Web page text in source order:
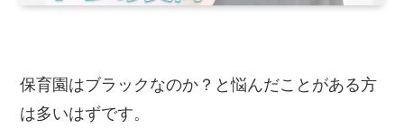
保育園はブラックなのか？と悩んだことがある方
は多いはずです。